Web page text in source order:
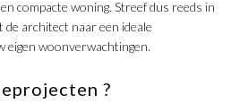
compacte woning. Streef dus reeds in
architect naar een ideale
eigen woonverwachtingen.
?